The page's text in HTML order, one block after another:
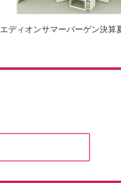
エディオンサマーバーゲン決算